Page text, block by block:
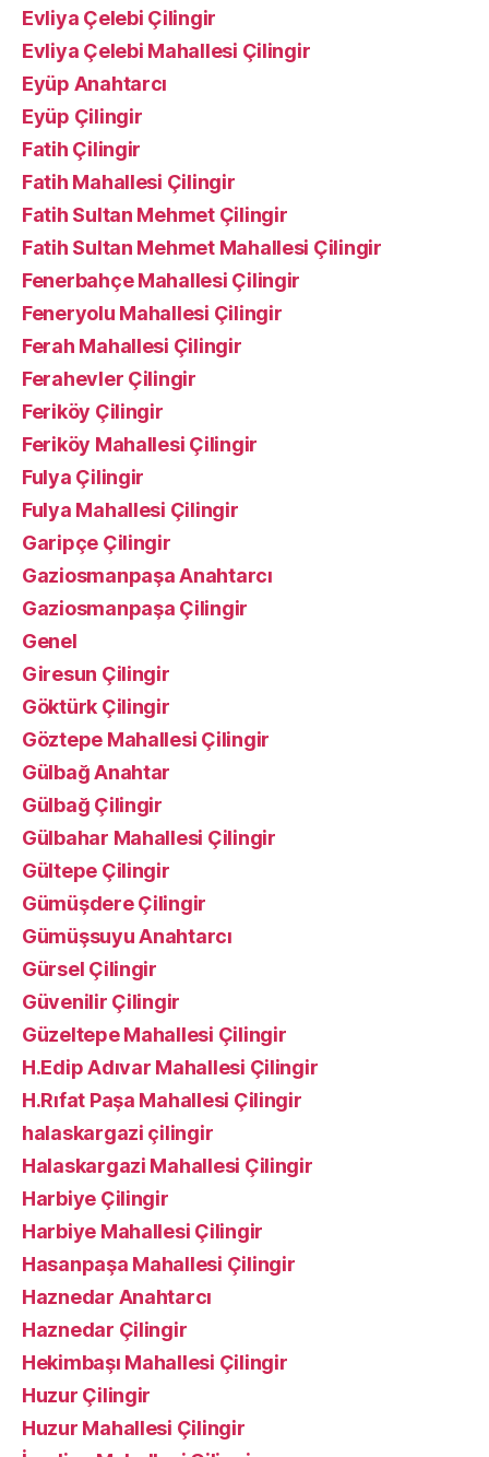
Evliya Çelebi Çilingir
Evliya Çelebi Mahallesi Çilingir
Eyüp Anahtarcı
Eyüp Çilingir
Fatih Çilingir
Fatih Mahallesi Çilingir
Fatih Sultan Mehmet Çilingir
Fatih Sultan Mehmet Mahallesi Çilingir
Fenerbahçe Mahallesi Çilingir
Feneryolu Mahallesi Çilingir
Ferah Mahallesi Çilingir
Ferahevler Çilingir
Feriköy Çilingir
Feriköy Mahallesi Çilingir
Fulya Çilingir
Fulya Mahallesi Çilingir
Garipçe Çilingir
Gaziosmanpaşa Anahtarcı
Gaziosmanpaşa Çilingir
Genel
Giresun Çilingir
Göktürk Çilingir
Göztepe Mahallesi Çilingir
Gülbağ Anahtar
Gülbağ Çilingir
Gülbahar Mahallesi Çilingir
Gültepe Çilingir
Gümüşdere Çilingir
Gümüşsuyu Anahtarcı
Gürsel Çilingir
Güvenilir Çilingir
Güzeltepe Mahallesi Çilingir
H.Edip Adıvar Mahallesi Çilingir
H.Rıfat Paşa Mahallesi Çilingir
halaskargazi çilingir
Halaskargazi Mahallesi Çilingir
Harbiye Çilingir
Harbiye Mahallesi Çilingir
Hasanpaşa Mahallesi Çilingir
Haznedar Anahtarcı
Haznedar Çilingir
Hekimbaşı Mahallesi Çilingir
Huzur Çilingir
Huzur Mahallesi Çilingir